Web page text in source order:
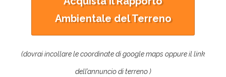
Ambientale del Terreno
(dovrai incollare le coordinate di google maps oppure il link
dell’annuncio di terreno )